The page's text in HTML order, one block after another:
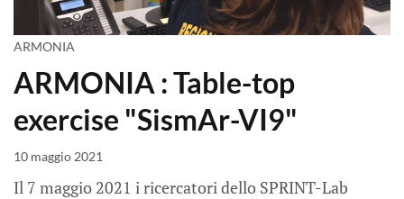
ARMONIA
ARMONIA : Table-top
exercise "SismAr-VI9"
10 maggio 2021
Il 7 maggio 2021 i ricercatori dello SPRINT-Lab